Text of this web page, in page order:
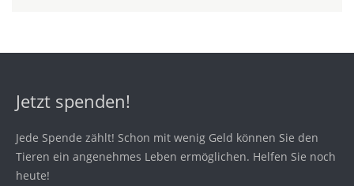
Jetzt spenden!
Jede Spende zählt! Schon mit wenig Geld können Sie den
Tieren ein angenehmes Leben ermöglichen. Helfen Sie noch
heute!